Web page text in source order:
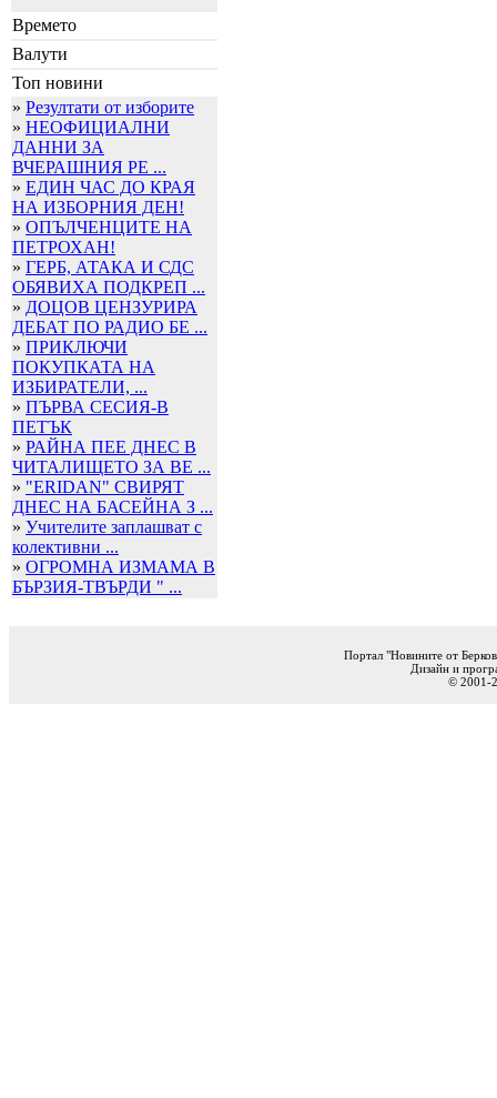
Времето
Валути
Топ новини
» Резултати от изборите
» НЕОФИЦИАЛНИ
ДАННИ ЗА
ВЧЕРАШНИЯ РЕ ...
» ЕДИН ЧАС ДО КРАЯ
НА ИЗБОРНИЯ ДЕН!
» ОПЪЛЧЕНЦИТЕ НА
ПЕТРОХАН!
» ГЕРБ, АТАКА И СДС
ОБЯВИХА ПОДКРЕП ...
» ДОЦОВ ЦЕНЗУРИРА
ДЕБАТ ПО РАДИО БЕ ...
» ПРИКЛЮЧИ
ПОКУПКАТА НА
ИЗБИРАТЕЛИ, ...
» ПЪРВА СЕСИЯ-В
ПЕТЪК
» РАЙНА ПЕЕ ДНЕС В
ЧИТАЛИЩЕТО ЗА ВЕ ...
» "ERIDAN" СВИРЯТ
ДНЕС НА БАСЕЙНА З ...
» Учителите заплашват с
колективни ...
» ОГРОМНА ИЗМАМА В
БЪРЗИЯ-ТВЪРДИ " ...
Портал "Новините от
Дизайн и
© 2001-